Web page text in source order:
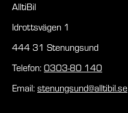
AlltiBil
Idrottsvägen 1
444 31 Stenungsund
Telefon: 0303-80 140
Email: stenungsund@alltibil.se